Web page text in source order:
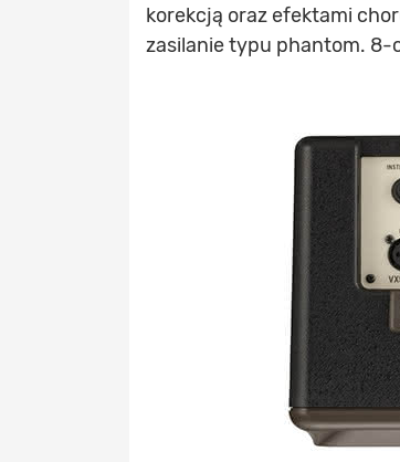
korekcją oraz efektami
zasilanie typu phantom. 8-